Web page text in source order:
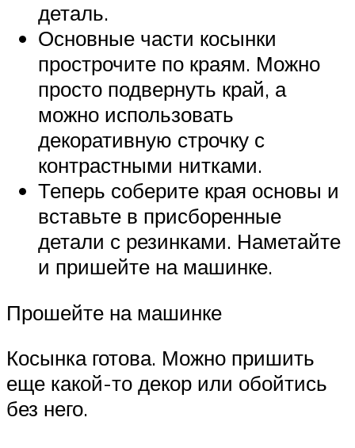
деталь.
Основные части косынки
прострочите по краям. Можно
просто подвернуть край, а
можно использовать
декоративную строчку с
контрастными нитками.
Теперь соберите края основы и
вставьте в присборенные
детали с резинками. Наметайте
и пришейте на машинке.
Прошейте на машинке
Косынка готова. Можно пришить
еще какой-то декор или обойтись
без него.